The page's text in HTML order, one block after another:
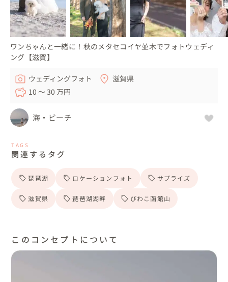
ワンちゃんと一緒に！秋のメタセコイヤ並木でフォトウェディ
ング【滋賀】
ウェディングフォト
滋賀県
10 〜 30 万円
海・ビーチ
TAGS
関連するタグ
琵琶湖 ロケーションフォト サプライズ
滋賀県 琵琶湖湖畔 びわこ函館山
このコンセプトについて